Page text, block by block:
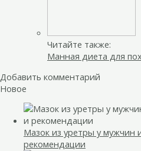
Читайте также:
Манная диета для
Добавить комментарий
Новое
Мазок из уретры у
рекомендации